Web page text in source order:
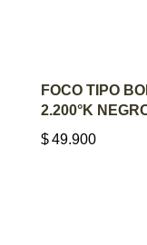
FOCO TIPO
2.200°K
$49.900